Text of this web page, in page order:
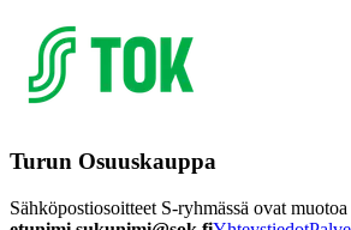
Turun Osuuskauppa
Sähköpostiosoitteet S-ryhmässä ovat muotoa